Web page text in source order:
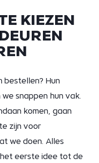
KIEZEN
bestellen? Hun
snappen hun vak.
komen, gaan
zijn voor
we doen. Alles
eerste idee tot de